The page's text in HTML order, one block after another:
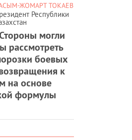
ЖОМАРТ ТОКАЕВ
Республики
могли
рассмотреть
боевых
к
на основе
формулы